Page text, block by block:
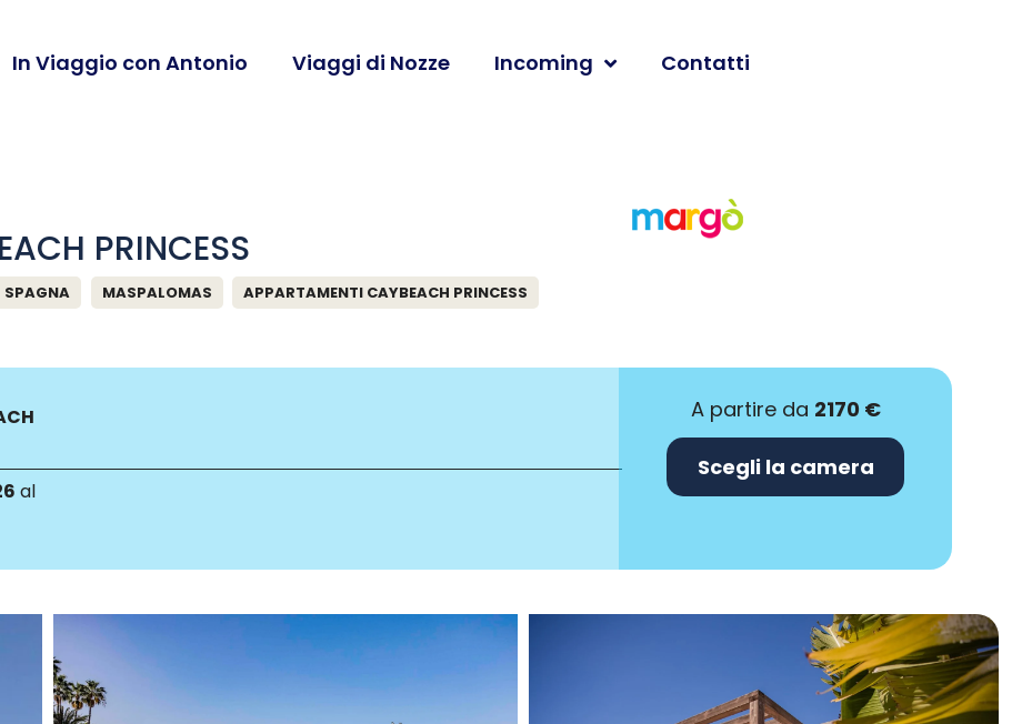
In Viaggio con Antonio Viaggi di Nozze Incoming Contatti
PRINCESS
SPAGNA MASPALOMAS APPARTAMENTI CAYBEACH PRINCESS
al
A partire da 2170 €
Scegli la camera